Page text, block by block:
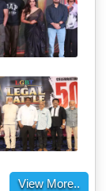
View More..